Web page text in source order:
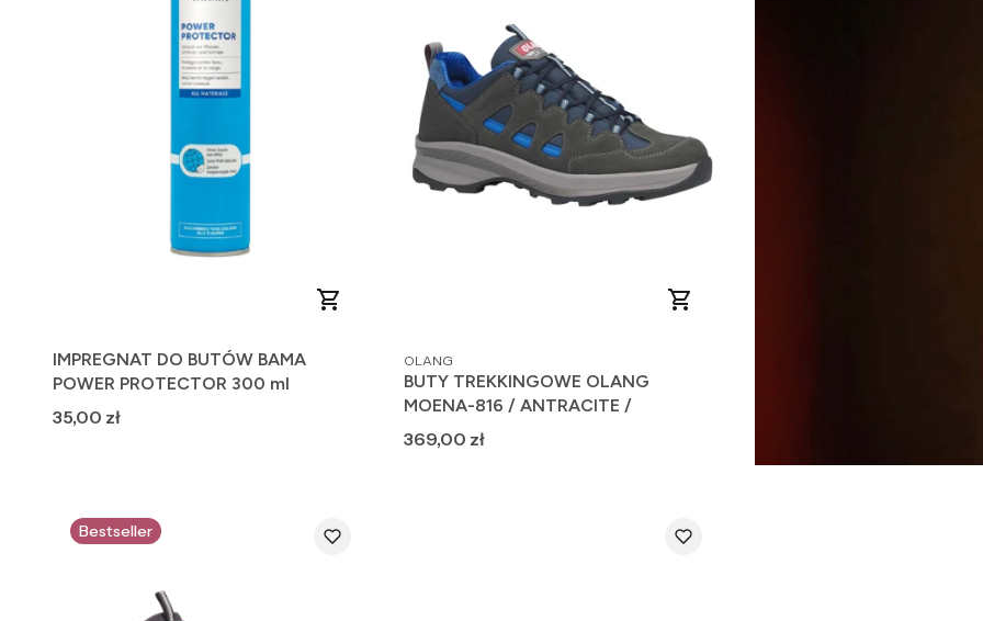
IMPREGNAT DO BUTÓW BAMA
POWER PROTECTOR 300 ml
Cena
35,00 zł
PRODUCENT
OLANG
BUTY TREKKINGOWE OLANG
MOENA-816 / ANTRACITE /
Cena
369,00 zł
Bestseller